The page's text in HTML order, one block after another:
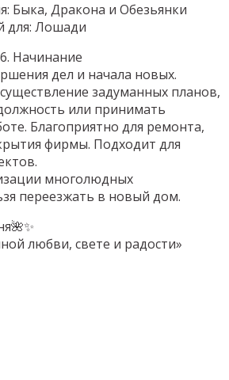
Быка, Дракона и Обезьянки
для: Лошади
Начинание
дел и начала новых.
задуманных планов,
или принимать
Благоприятно для ремонта,
фирмы. Подходит для
многолюдных
переезжать в новый дом.
любви, свете и радости»